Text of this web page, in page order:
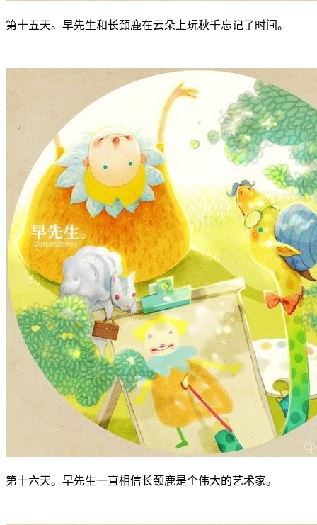
第十五天。早先生和长颈鹿在云朵上玩秋千忘记了时间。
第十六天。早先生一直相信长颈鹿是个伟大的艺术家。